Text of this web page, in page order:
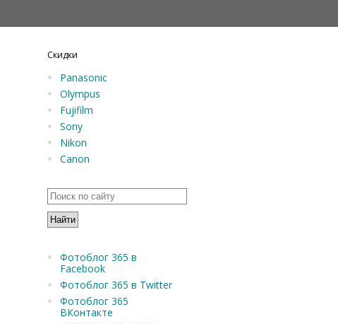
Скидки
Panasonic
Olympus
Fujifilm
Sony
Nikon
Canon
Фотоблог 365 в
Facebook
Фотоблог 365 в Twitter
Фотоблог 365
ВКонтакте